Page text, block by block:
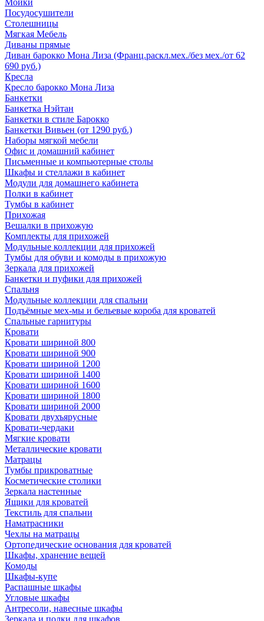
Мойки
Посудосушители
Столешницы
Мягкая Мебель
Диваны прямые
Диван барокко Мона Лиза (Франц.раскл.мех./без мех./от 62
690 руб.)
Кресла
Кресло барокко Мона Лиза
Банкетки
Банкетка Нэйтан
Банкетки в стиле Барокко
Банкетки Вивьен (от 1290 руб.)
Наборы мягкой мебели
Офис и домашний кабинет
Письменные и компьютерные столы
Шкафы и стеллажи в кабинет
Модули для домашнего кабинета
Полки в кабинет
Тумбы в кабинет
Прихожая
Вешалки в прихожую
Комплекты для прихожей
Модульные коллекции для прихожей
Тумбы для обуви и комоды в прихожую
Зеркала для прихожей
Банкетки и пуфики для прихожей
Спальня
Модульные коллекции для спальни
Подъёмные мех-мы и бельевые короба для кроватей
Спальные гарнитуры
Кровати
Кровати шириной 800
Кровати шириной 900
Кровати шириной 1200
Кровати шириной 1400
Кровати шириной 1600
Кровати шириной 1800
Кровати шириной 2000
Кровати двухъярусные
Кровати-чердаки
Мягкие кровати
Металлические кровати
Матрацы
Тумбы прикроватные
Косметические столики
Зеркала настенные
Ящики для кроватей
Текстиль для спальни
Наматрасники
Чехлы на матрацы
Ортопедические основания для кроватей
Шкафы, хранение вещей
Комоды
Шкафы-купе
Распашные шкафы
Угловые шкафы
Антресоли, навесные шкафы
Зеркала и полки для шкафов